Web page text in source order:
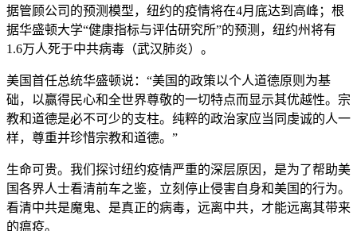
据管顾公司的预测模型，纽约的疫情将在4月底达到高峰；根
据华盛顿大学“健康指标与评估研究所”的预测，纽约州将有
1.6万人死于中共病毒（武汉肺炎）。
美国首任总统华盛顿说：“美国的政策以个人道德原则为基
础，以赢得民心和全世界尊敬的一切特点而显示其优越性。宗
教和道德是必不可少的支柱。纯粹的政治家应当同虔诚的人一
样，尊重并珍惜宗教和道德。”
生命可贵。我们探讨纽约疫情严重的深层原因，是为了帮助美
国各界人士看清前车之鉴，立刻停止侵害自身和美国的行为。
看清中共是魔鬼、是真正的病毒，远离中共，才能远离其带来
的瘟疫。